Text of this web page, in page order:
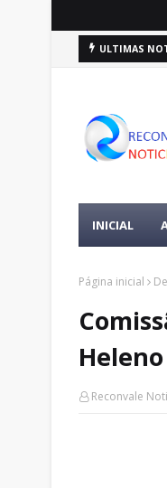
ULTIMAS
INICIAL
Página inicial
Heleno
Reconvale